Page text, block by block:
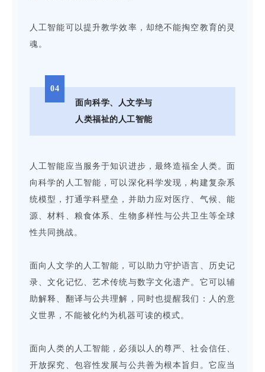
人工智能可以提升教学效率，却绝不能掏空教育的灵
魂。
04
面向科学、人文学与
人类福祉的人工智能
人工智能应当服务于知识进步，最终造福全人类。面
向科学的人工智能，可以深化科学发现，构建复杂系
统模型，打通学科壁垒，并助力应对医疗、气候、能
源、材料、粮食体系、生物多样性与公共卫生等全球
性共同挑战。
面向人文学的人工智能，可以助力守护语言、历史记
录、文化记忆、艺术传统与数字文化遗产。它可以辅
助解释、翻译与公共理解，同时也提醒我们：人的意
义世界，不能被化约为机器可读的模式。
面向人类的人工智能，必须以人的尊严、社会信任、
开放探究、包容性发展与公共善为根本旨归。它应当